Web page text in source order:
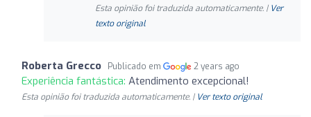
Esta opinião foi traduzida automaticamente. | Ver
texto original
Roberta Grecco Publicado em 2 years ago
Experiência fantástica: Atendimento excepcional!
Esta opinião foi traduzida automaticamente. | Ver texto original